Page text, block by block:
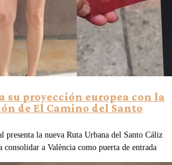
su proyección europea con la
de El Camino del Santo
presenta la nueva Ruta Urbana del Santo Cáliz
consolidar a València como puerta de entrada